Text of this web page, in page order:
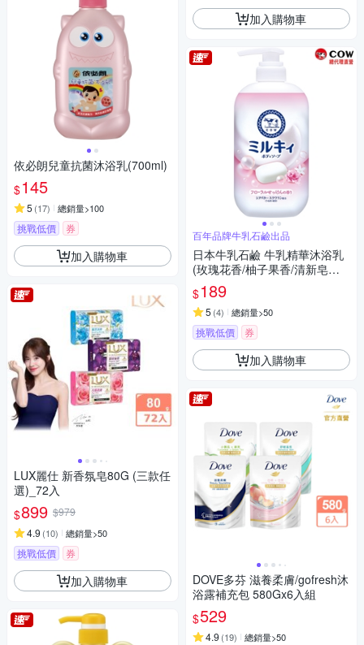
依必朗兒童抗菌沐浴乳(700ml)
$145
5 (17) 總銷量>100
挑戰低價 券
加入購物車
LUX麗仕 新香氛皂80G (三款任
選)_72入
$899 $979
4.9 (10) 總銷量>50
挑戰低價 券
加入購物車
加入購物車
百年品牌牛乳石鹼出品
日本牛乳石鹼 牛乳精華沐浴乳
(玫瑰花香/柚子果香/清新皂香)5
00ml
$189
5 (4) 總銷量>50
挑戰低價 券
加入購物車
DOVE多芬 滋養柔膚/gofresh沐
浴露補充包 580Gx6入組
$529
4.9 (19) 總銷量>50